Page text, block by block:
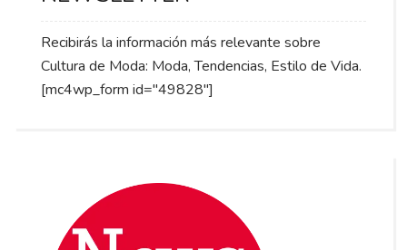
Recibirás la información más relevante sobre
Cultura de Moda: Moda, Tendencias, Estilo de Vida.
[mc4wp_form id="49828"]